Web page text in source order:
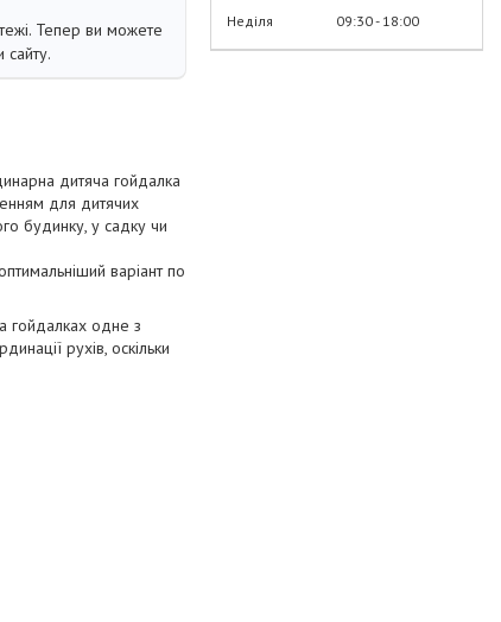
Тепер ви можете
дитяча гойдалка
для дитячих
будинку, у садку чи
варіант по
гойдалках одне з
рухів, оскільки
Неділя
09:30 18:00